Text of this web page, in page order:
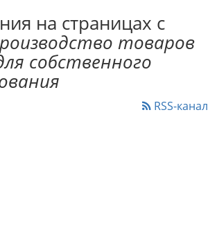
на страницах с
товаров
собственного
RSS-канал